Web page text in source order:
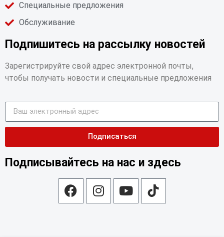
Специальные предложения
Обслуживание
Подпишитесь на рассылку новостей
Зарегистрируйте свой адрес электронной почты,
чтобы получать новости и специальные предложения
Подписаться
Подписывайтесь на нас и здесь